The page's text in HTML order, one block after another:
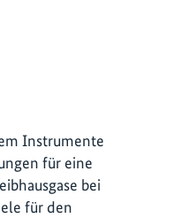
Instrumente
für eine
bei
für den